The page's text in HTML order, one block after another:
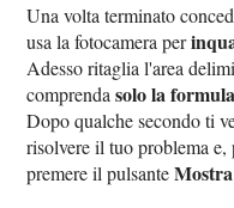
Una volta terminato
usa la fotocamera per
Adesso ritaglia l'area
comprendasolo la formula
Dopo qualche secondo ti
risolvere il tuo problema
premere il pulsante